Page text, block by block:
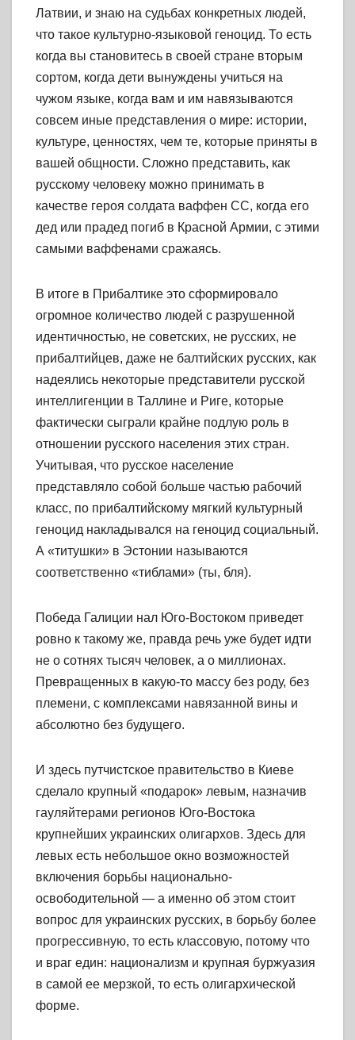
Латвии, и знаю на судьбах конкретных людей,
что такое культурно-языковой геноцид. То есть
когда вы становитесь в своей стране вторым
сортом, когда дети вынуждены учиться на
чужом языке, когда вам и им навязываются
совсем иные представления о мире: истории,
культуре, ценностях, чем те, которые приняты в
вашей общности. Сложно представить, как
русскому человеку можно принимать в
качестве героя солдата ваффен СС, когда его
дед или прадед погиб в Красной Армии, с этими
самыми ваффенами сражаясь.
В итоге в Прибалтике это сформировало
огромное количество людей с разрушенной
идентичностью, не советских, не русских, не
прибалтийцев, даже не балтийских русских, как
надеялись некоторые представители русской
интеллигенции в Таллине и Риге, которые
фактически сыграли крайне подлую роль в
отношении русского населения этих стран.
Учитывая, что русское население
представляло собой больше частью рабочий
класс, по прибалтийскому мягкий культурный
геноцид накладывался на геноцид социальный.
А «титушки» в Эстонии называются
соответственно «тиблами» (ты, бля).
Победа Галиции нал Юго-Востоком приведет
ровно к такому же, правда речь уже будет идти
не о сотнях тысяч человек, а о миллионах.
Превращенных в какую-то массу без роду, без
племени, с комплексами навязанной вины и
абсолютно без будущего.
И здесь путчистское правительство в Киеве
сделало крупный «подарок» левым, назначив
гауляйтерами регионов Юго-Востока
крупнейших украинских олигархов. Здесь для
левых есть небольшое окно возможностей
включения борьбы национально-
освободительной — а именно об этом стоит
вопрос для украинских русских, в борьбу более
прогрессивную, то есть классовую, потому что
и враг един: национализм и крупная буржуазия
в самой ее мерзкой, то есть олигархической
форме.